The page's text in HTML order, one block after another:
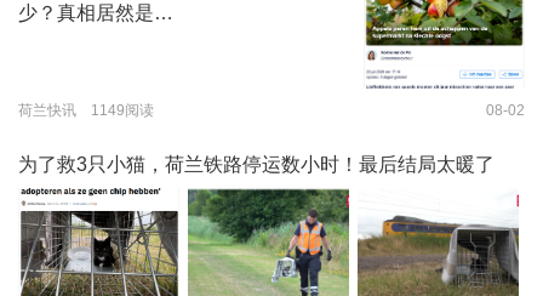
少？真相居然是…
荷兰快讯 1149阅读 08-02
为了救3只小猫，荷兰铁路停运数小时！最后结局太暖了